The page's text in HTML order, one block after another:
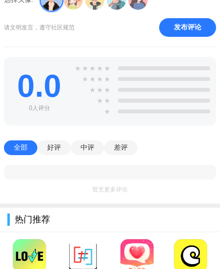
停课铃app特色亮点
1、能够实时的监控天气，对异常变化的天气能够及时作出报
查看；
3、每天的空气湿度、风级情况、气压变化全都能一目了然；
4、提供全新的时间断天气线上功能，各个时间段的天气变化
停课铃app产品优势
停课铃app使用说明
2、点击主界面顶部铃的图标，选择相关城市设置预警提醒
请文明发言，遵守社区规范 发布评论
0.0
0人评分
★ ★ ★ ★ ★
★ ★ ★ ★
★ ★ ★
★ ★
★
全部 好评 中评 差评
暂无更多评论
热门推荐